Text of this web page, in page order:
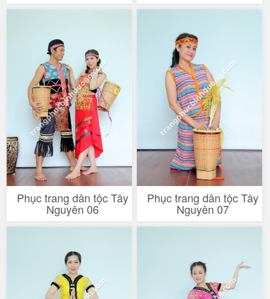
Phục trang dân tộc Tây
Nguyên 06
Phục trang dân tộc Tây
Nguyên 07